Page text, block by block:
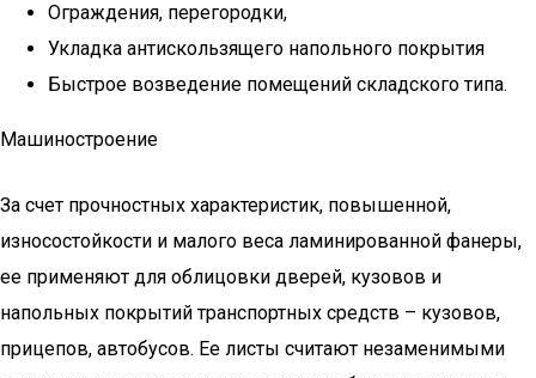
Ограждения, перегородки,
Укладка антискользящего напольного покрытия
Быстрое возведение помещений складского типа.
Машиностроение
За счет прочностных характеристик, повышенной,
износостойкости и малого веса ламинированной фанеры,
ее применяют для облицовки дверей, кузовов и
напольных покрытий транспортных средств – кузовов,
прицепов, автобусов. Ее листы считают незаменимыми